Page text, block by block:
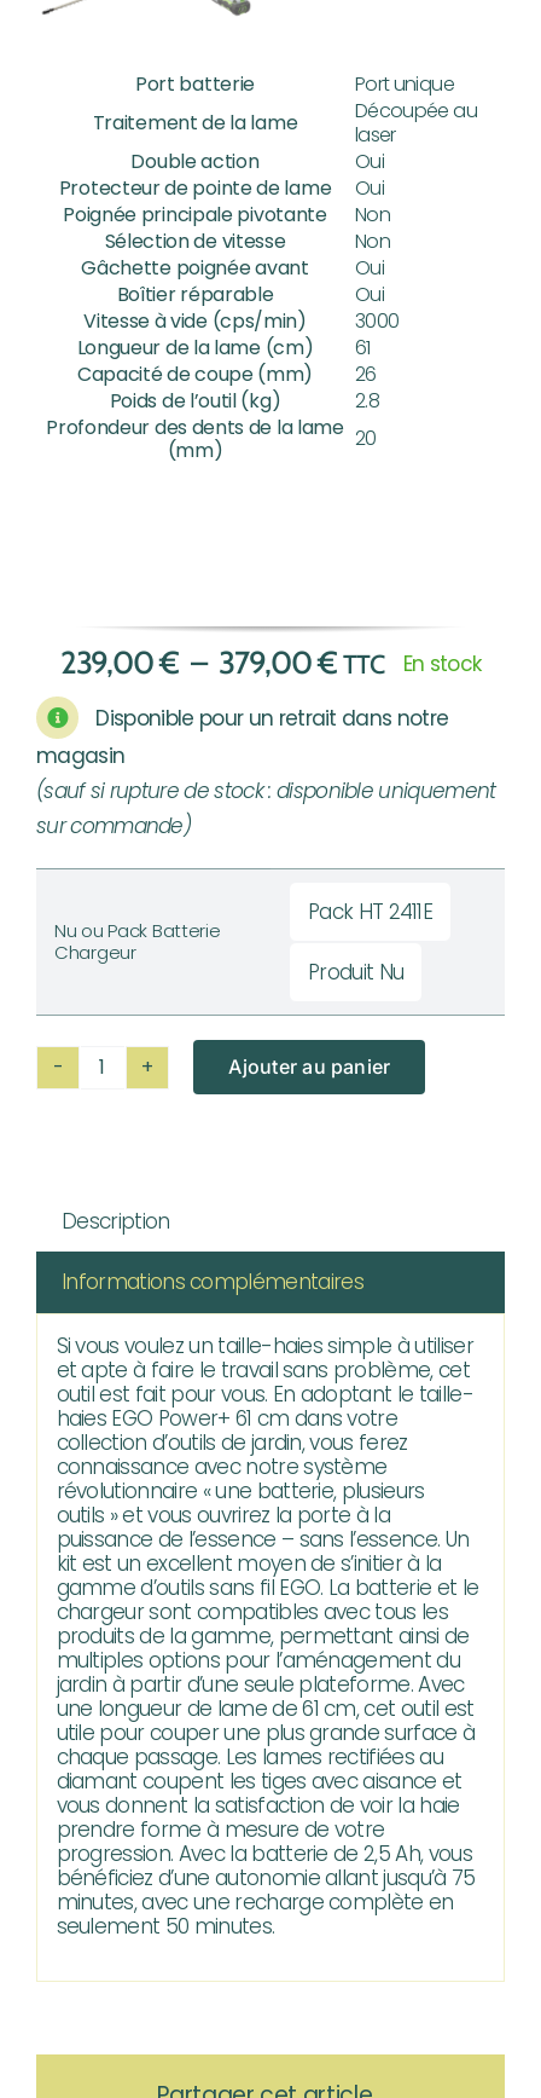
Port batterie
Port unique
Traitement de la lame
Découpée au
laser
Double action
Oui
Protecteur de pointe de lame
Oui
Poignée principale pivotante
Non
Sélection de vitesse
Non
Gâchette poignée avant
Oui
Boîtier réparable
Oui
Vitesse à vide (cps/min)
3000
Longueur de la lame (cm)
61
Capacité de coupe (mm)
26
Poids de l’outil (kg)
2.8
Profondeur des dents de la lame
(mm)
20
239,00€ – 379,00€Plage
prix :
à
TTC
En stock
Disponible pour un retrait dans notre
magasin
(sauf si rupture de stock : disponible uniquement
sur commande)
Nu ou Pack Batterie
Chargeur
Pack HT 2411E
Produit Nu
quantité
EGO
Pack
HT2411E
Ajouter au panier
Description
Informations complémentaires
Si vous voulez un taille-haies simple à utiliser
et apte à faire le travail sans problème, cet
outil est fait pour vous. En adoptant le taille-
haies EGO Power+ 61 cm dans votre
collection d’outils de jardin, vous ferez
connaissance avec notre système
révolutionnaire « une batterie, plusieurs
outils » et vous ouvrirez la porte à la
puissance de l’essence – sans l’essence. Un
kit est un excellent moyen de s’initier à la
gamme d’outils sans fil EGO. La batterie et le
chargeur sont compatibles avec tous les
produits de la gamme, permettant ainsi de
multiples options pour l’aménagement du
jardin à partir d’une seule plateforme. Avec
une longueur de lame de 61 cm, cet outil est
utile pour couper une plus grande surface à
chaque passage. Les lames rectifiées au
diamant coupent les tiges avec aisance et
vous donnent la satisfaction de voir la haie
prendre forme à mesure de votre
progression. Avec la batterie de 2,5 Ah, vous
bénéficiez d’une autonomie allant jusqu’à 75
minutes, avec une recharge complète en
seulement 50 minutes.